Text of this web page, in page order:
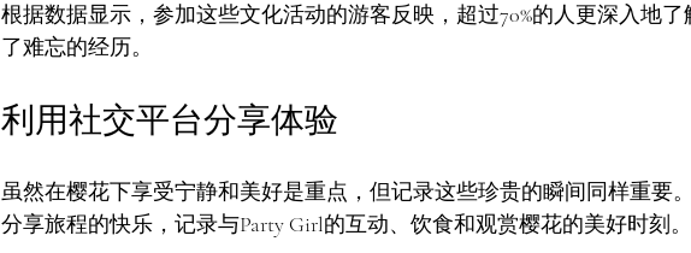
根据数据显示，参加这些文化活动的游客反映，超过70%的人更深入地
了难忘的经历。
利用社交平台分享体验
虽然在樱花下享受宁静和美好是重点，但记录这些珍贵的瞬间同样重要
分享旅程的快乐，记录与Party Girl的互动、饮食和观赏樱花的美好时刻。